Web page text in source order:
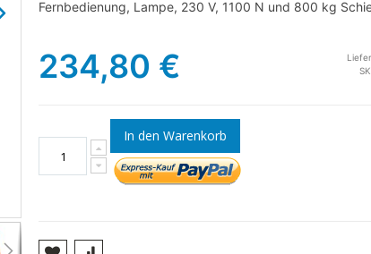
Fernbedienung, Lampe, 230 V, 1100 N und 800 kg
234,80 €
In den Warenkorb